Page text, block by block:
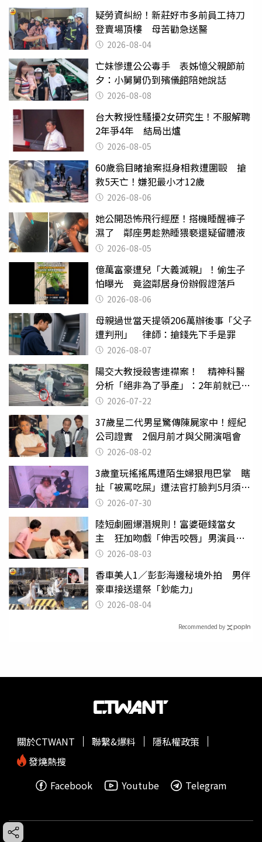
疑勞資糾紛！新莊好市多前員工持刀
登賣場頂樓 母苦勸急送醫
2026-08-04
亡妹慘遭公公毒手 表姊憶父親節前
夕：小舅舅仍到殯儀館陪她說話
2026-08-08
台大教授性騷擾2女研究生！不服解聘
2年爭4年 結局出爐
2026-08-05
60歲翁目睹搶案挺身相救遭圍毆 搶
救5天亡！嫌犯最小才12歲
2026-08-06
她公開恐怖飛行經歷！搭機睡醒褲子
濕了 鄰座男趁熟睡猥褻還疑留體液
2026-08-05
億萬富豪遭兒「大義滅親」！偷生子
怕曝光 竟盜鄰居身份辦假證落戶
2026-08-06
母親過世當天提領206萬辦後事「父子
遭判刑」 律師：搶錢先下手是罪
2026-08-07
陽交大教授殺害連襟案！ 精神科醫
分析「絕非為了爭產」：2年前就已言
行詭異
2026-07-22
37歲星二代男星驚傳陳屍家中！經紀
公司證實 2個月前才與父開演唱會
2026-08-02
3歲童玩搖搖馬遭陌生婦狠甩巴掌 瞎
扯「被罵吃屎」遭法官打臉判5月須入
監 2026-07-30
陸短劇圈爆潛規則！富婆砸錢當女
主 狂加吻戲「伸舌咬唇」男演員崩
潰 2026-08-03
香車美人1／彭彭海邊秘境外拍 男伴
豪車接送還祭「鈔能力」
2026-08-04
Recommended by
關於CTWANT 聯繫&爆料
隱私權政策
發燒熱搜
Facebook
Youtube Telegram